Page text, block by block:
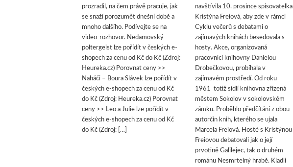
prozradil, na čem právě pracuje, jak
se snaží porozumět dnešní době a
mnoho dalšího. Podívejte se na
video-rozhovor. Nedamovský
poltergeist lze pořídít v českých e-
shopech za cenu od Kč do Kč (Zdroj:
Heureka.cz) Porovnat ceny >>
Naháči – Boura Slávek lze pořídít v
českých e-shopech za cenu od Kč
do Kč (Zdroj: Heureka.cz) Porovnat
ceny >> Leo a Julie lze pořídít v
českých e-shopech za cenu od Kč
do Kč (Zdroj: […]
navštívila 10. prosince spisovatelka
Kristýna Freiová, aby zde v rámci
Cyklu večerů s debatami o
zajímavých knihách besedovala s
hosty. Akce, organizovaná
pracovnicí knihovny Danielou
Drobečkovou, probíhala v
zajímavém prostředí. Od roku
1961 totiž sídlí knihovna zřízená
městem Sokolov v sokolovském
zámku. Proběhlo předčítání z obou
autorčin knih, kterého se ujala
Marcela Freiová. Hosté s Kristýnou
Freiovou debatovali jak o její
prvotině Galilejec, tak o druhém
románu Nesmrtelný hrabě. Kladli